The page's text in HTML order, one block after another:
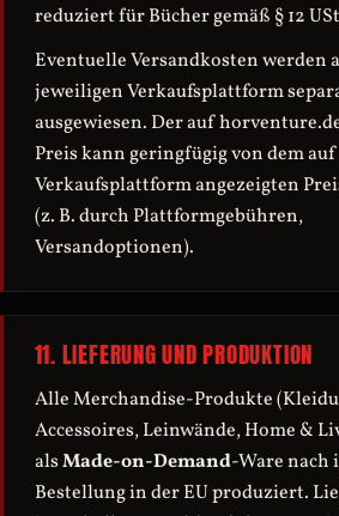
reduziert für Bücher gemäß § 12
Eventuelle Versandkosten werden
jeweiligen Verkaufsplattform
ausgewiesen. Der auf
Preis kann geringfügig von dem
Verkaufsplattform angezeigten
(z. B. durch Plattformgebühren,
Versandoptionen).
11. LIEFERUNG UND PRODUKTION
Alle Merchandise-Produkte
Accessoires, Leinwände, Home &
alsMade-on-Demand-Ware
Bestellung in der EU produziert.